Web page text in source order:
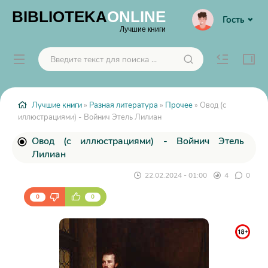
BIBLIOTEKAONLINE
Лучшие книги
Гость
Лучшие книги » Разная литература » Прочее » Овод (с
иллюстрациями) - Войнич Этель Лилиан
Овод (с иллюстрациями) - Войнич Этель
Лилиан
22.02.2024 - 01:00 4 0
0 0